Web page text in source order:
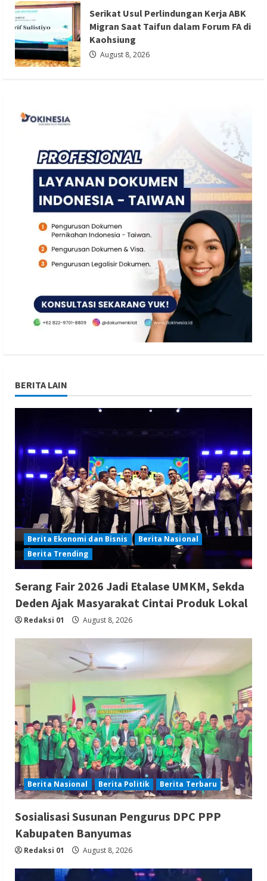
Kaohsiung
Redaksi 01 August 8, 2026
Serikat Usul Perlindungan Kerja ABK
Migran Saat Taifun dalam Forum FA di
Kaohsiung
August 8, 2026
BERITA LAIN
Berita Ekonomi dan Bisnis
Berita Nasional
Berita Trending
Serang Fair 2026 Jadi Etalase UMKM, Sekda
Deden Ajak Masyarakat Cintai Produk Lokal
Redaksi 01 August 8, 2026
Berita Nasional Berita Politik Berita Terbaru
Sosialisasi Susunan Pengurus DPC PPP
Kabupaten Banyumas
Redaksi 01 August 8, 2026